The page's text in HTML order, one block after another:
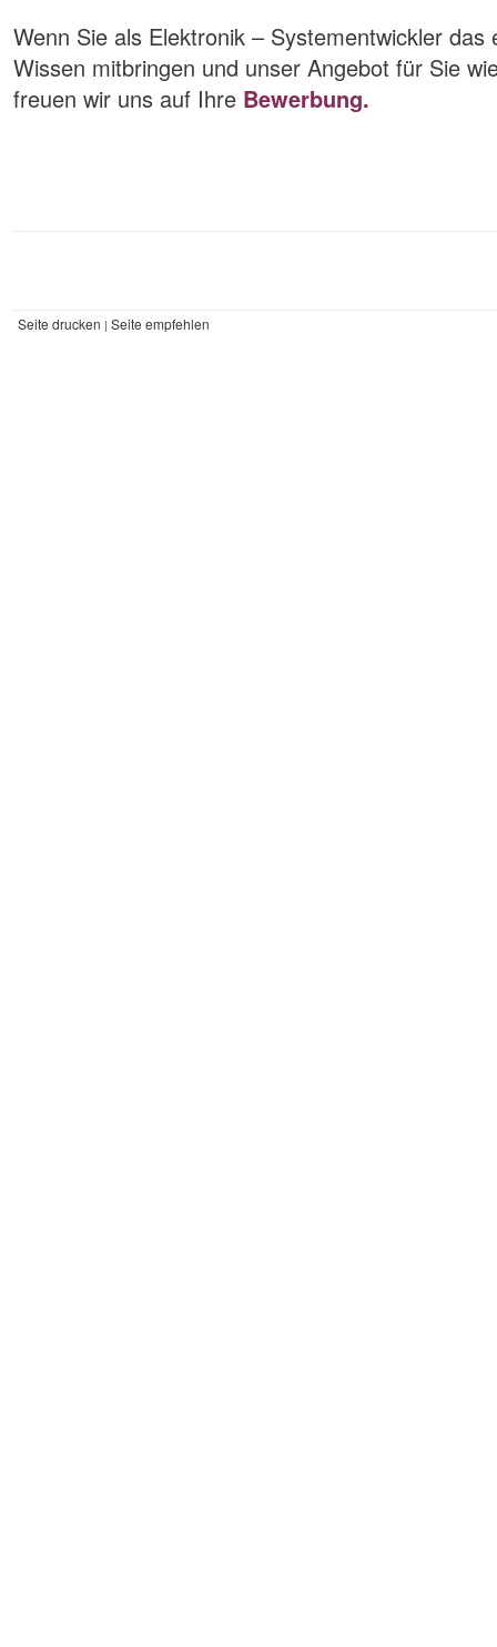
Wenn Sie als Elektronik – Systementwickler
Wissen mitbringen und unser Angebot für Sie
freuen wir uns auf Ihre Bewerbung.
Seite drucken | Seite empfehlen